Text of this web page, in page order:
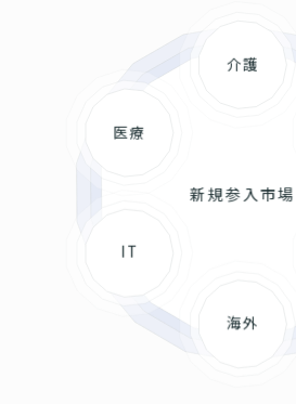
新規参入市場
介護
海外
IT
医療